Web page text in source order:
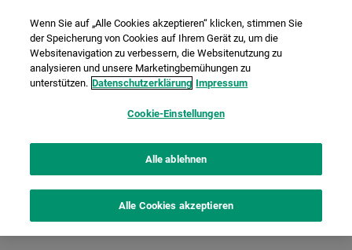
Wenn Sie auf „Alle Cookies akzeptieren“ klicken, stimmen Sie
der Speicherung von Cookies auf Ihrem Gerät zu, um die
Websitenavigation zu verbessern, die Websitenutzung zu
analysieren und unsere Marketingbemühungen zu
unterstützen. Datenschutzerklärung Impressum
Cookie-Einstellungen
Alle ablehnen
Alle Cookies akzeptieren